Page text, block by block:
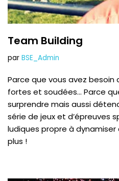
Team Building
par BSE_Admin
Parce que vous avez besoin
fortes et soudées… Parce
surprendre mais aussi
série de jeux et d’épreuves
ludiques propre à dynamiser
plus !